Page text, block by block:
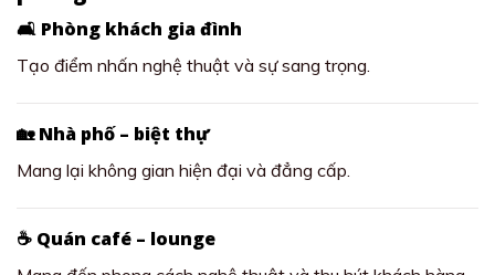
🛋️ Phòng khách gia đình
Tạo điểm nhấn nghệ thuật và sự sang trọng.
🏡 Nhà phố – biệt thự
Mang lại không gian hiện đại và đẳng cấp.
☕ Quán café – lounge